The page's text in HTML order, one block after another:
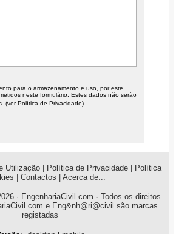
para o armazenamento e uso, por este
neste formulário. Estes dados não serão
(verPolítica de Privacidade)
Utilização Política de Privacidade
Política
Contactos Acerca de...
· EngenhariaCivil.com · Todos os direitos
e Eng&nh@ri@civil são marcas
registadas